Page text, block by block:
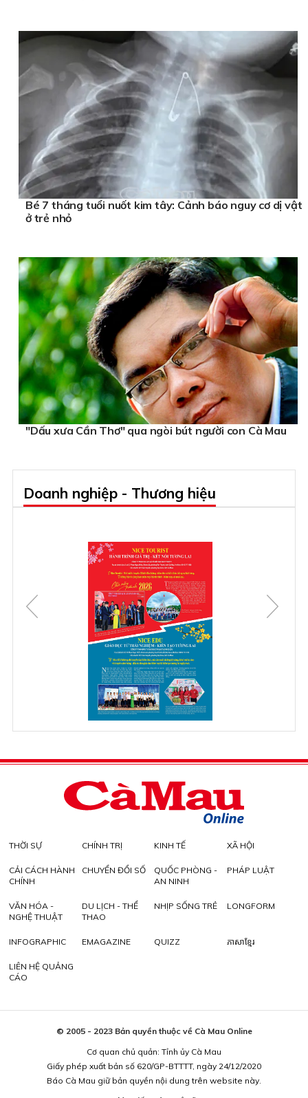
Bé 7 tháng tuổi nuốt kim tây: Cảnh báo nguy cơ dị vật
ở trẻ nhỏ
"Dấu xưa Cần Thơ" qua ngòi bút người con Cà Mau
Doanh nghiệp - Thương hiệu
THỜI SỰ CHÍNH TRỊ KINH TẾ XÃ HỘI
CẢI CÁCH HÀNH
CHÍNH
CHUYỂN ĐỔI SỐ
QUỐC PHÒNG -
AN NINH
PHÁP LUẬT
VĂN HÓA -
NGHỆ THUẬT
DU LỊCH - THỂ
THAO
NHỊP SỐNG TRẺ LONGFORM
INFOGRAPHIC EMAGAZINE QUIZZ ភាសាខ្មែរ
LIÊN HỆ QUẢNG
CÁO
© 2005 - 2023 Bản quyền thuộc về Cà Mau Online
Cơ quan chủ quản: Tỉnh ủy Cà Mau
Giấy phép xuất bản số 620/GP-BTTTT, ngày 24/12/2020
Báo Cà Mau giữ bản quyền nội dung trên website này.